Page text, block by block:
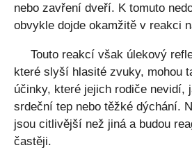
nebo zavření dveří. K tomuto
obvykle dojde okamžitě v reakci
Touto reakcí však úlekový
které slyší hlasité zvuky, mohou
účinky, které jejich rodiče nevidí,
srdeční tep nebo těžké dýchání.
jsou citlivější než jiná a budou
častěji.